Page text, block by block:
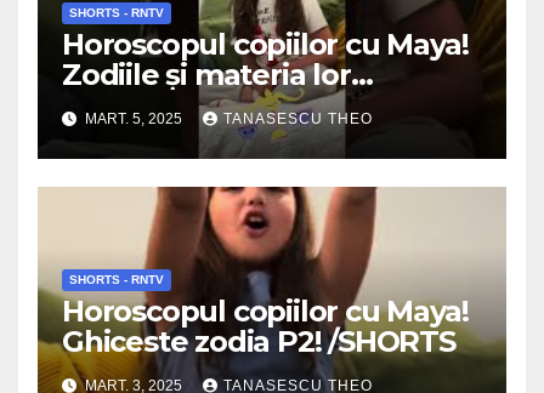
SHORTS - RNTV
Horoscopul copiilor cu Maya!
Zodiile şi materia lor
preferată!
MART. 5, 2025 TANASESCU THEO
SHORTS - RNTV
Horoscopul copiilor cu Maya!
Ghiceste zodia P2! /SHORTS
MART. 3, 2025 TANASESCU THEO